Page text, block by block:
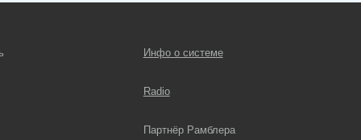
Инфо о системе
Radio
Партнёр Рамблера